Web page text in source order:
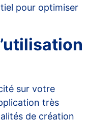
pour optimiser
sur votre
très
de création